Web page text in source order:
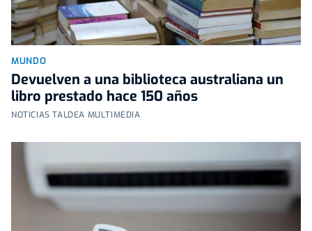
MUNDO
Devuelven a una biblioteca australiana un
libro prestado hace 150 años
NOTICIAS TALDEA MULTIMEDIA